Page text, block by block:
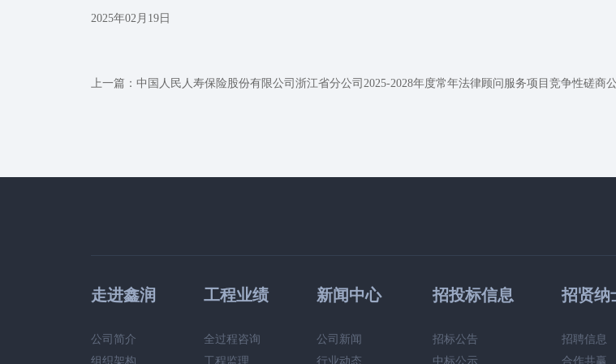
2025年02月19日
上一篇： 中国人民人寿保险股份有限公司浙江省分公司2025-2028年度常年法律顾问服务项目竞争性磋商
走进鑫润
公司简介
组织架构
工程业绩
全过程咨询
工程监理
新闻中心
公司新闻
行业动态
招投标信息
招标公告
中标公示
招贤纳
招聘信息
合作共赢